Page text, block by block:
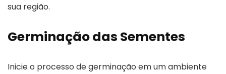
sua região.
Germinação das Sementes
Inicie o processo de germinação em um ambiente